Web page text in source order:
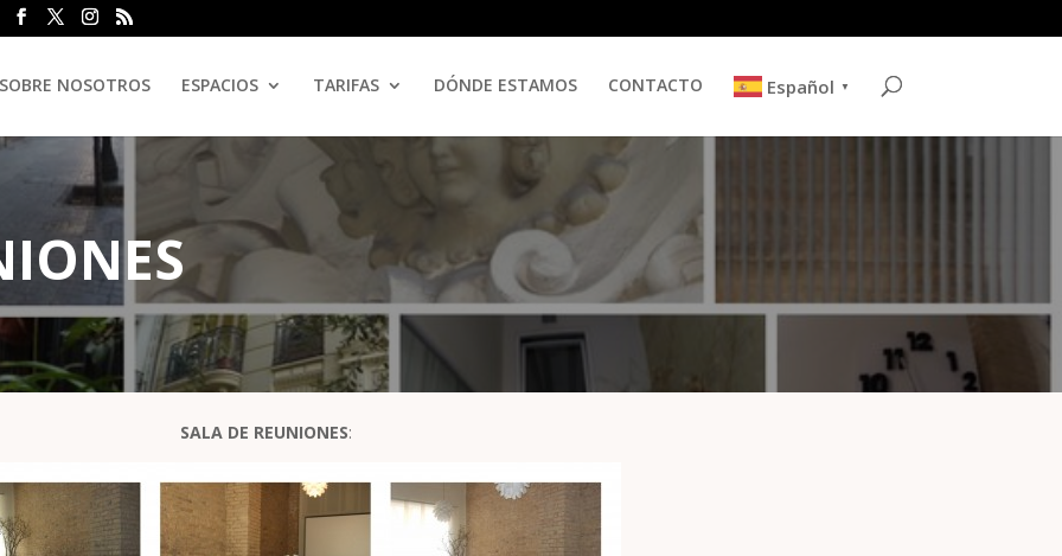
NOSOTROS ESPACIOS TARIFAS DÓNDE ESTAMOS CONTACTO Español ▼
SALA DE REUNIONES: